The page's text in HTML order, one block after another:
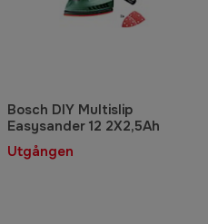
Bosch DIY Multislip
Easysander 12 2X2,5Ah
Utgången